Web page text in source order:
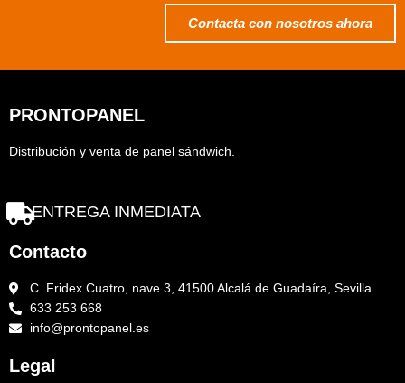
Contacta con nosotros ahora
PRONTOPANEL
Distribución y venta de panel sándwich.
ENTREGA INMEDIATA
Contacto
C. Fridex Cuatro, nave 3, 41500 Alcalá de Guadaíra, Sevilla
633 253 668
info@prontopanel.es
Legal